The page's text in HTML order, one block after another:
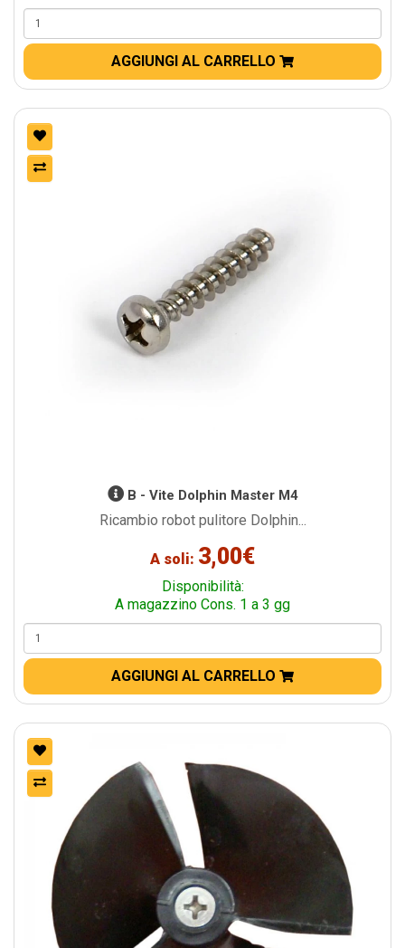
AGGIUNGI AL CARRELLO
B - Vite Dolphin Master M4
Ricambio robot pulitore Dolphin...
A soli: 3,00€
Disponibilità:
A magazzino Cons. 1 a 3 gg
AGGIUNGI AL CARRELLO